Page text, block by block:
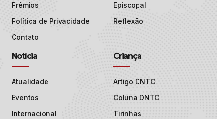
Prêmios
Política de Privacidade
Contato
Episcopal
Reflexão
Notícia
Atualidade
Eventos
Internacional
Criança
Artigo DNTC
Coluna DNTC
Tirinhas